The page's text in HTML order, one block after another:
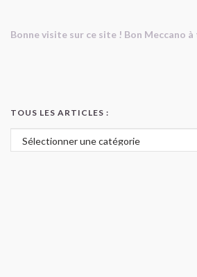
Bonne visite sur ce site ! Bon Meccano à
TOUS LES ARTICLES :
Tous les articles :